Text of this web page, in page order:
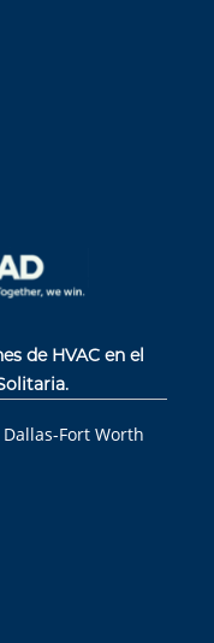
de HVAC en el
Fort Worth